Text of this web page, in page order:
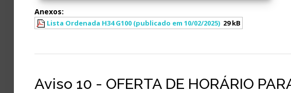
Anexos:
Lista Ordenada H34 G100 (publicado em 10/02/2025) 29 kB
Aviso 10 - OFERTA DE HORÁRIO